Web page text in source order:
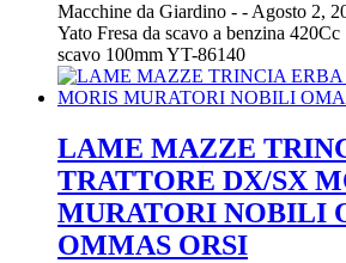
Macchine da Giardino - - Agosto 2,
Yato Fresa da scavo a benzina
scavo 100mm YT-86140
LAME MAZZE
TRATTORE DX/SX
MURATORI NOBILI
OMMAS ORSI